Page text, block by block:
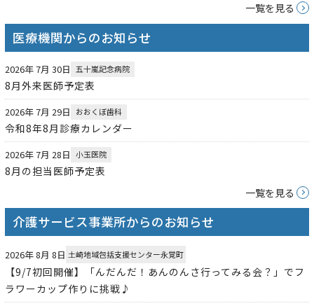
一覧を見る
医療機関からのお知らせ
2026年 7月 30日 五十嵐記念病院
8月外来医師予定表
2026年 7月 29日 おおくぼ歯科
令和8年8月診療カレンダー
2026年 7月 28日 小玉医院
8月の担当医師予定表
一覧を見る
介護サービス事業所からのお知らせ
2026年 8月 8日 土崎地域包括支援センター永覚町
【9/7初回開催】「んだんだ！あんのんさ行ってみる会？」でフ
ラワーカップ作りに挑戦♪